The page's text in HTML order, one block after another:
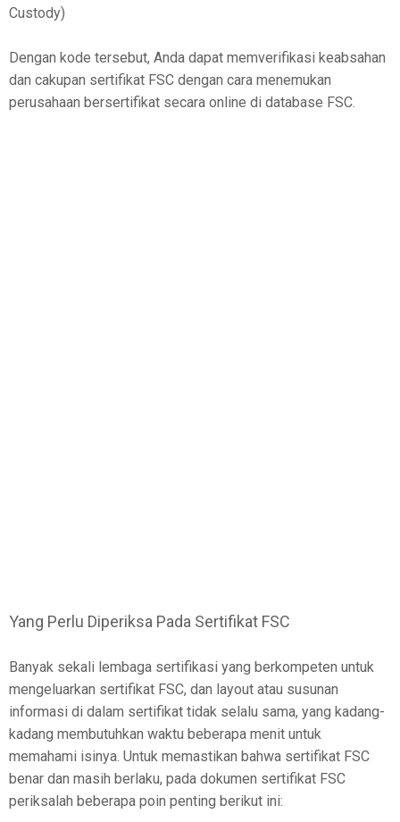
Custody)
Dengan kode tersebut, Anda dapat memverifikasi keabsahan
dan cakupan sertifikat FSC dengan cara menemukan
perusahaan bersertifikat secara online di database FSC.
Yang Perlu Diperiksa Pada Sertifikat FSC
Banyak sekali lembaga sertifikasi yang berkompeten untuk
mengeluarkan sertifikat FSC, dan layout atau susunan
informasi di dalam sertifikat tidak selalu sama, yang kadang-
kadang membutuhkan waktu beberapa menit untuk
memahami isinya. Untuk memastikan bahwa sertifikat FSC
benar dan masih berlaku, pada dokumen sertifikat FSC
periksalah beberapa poin penting berikut ini: